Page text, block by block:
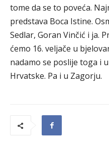
tome da se to poveća.
predstava Boca Istine.
Sedlar, Goran Vinčić i ja.
ćemo 16. veljače u
nadamo se poslije toga i
Hrvatske. Pa i u Zagorju.